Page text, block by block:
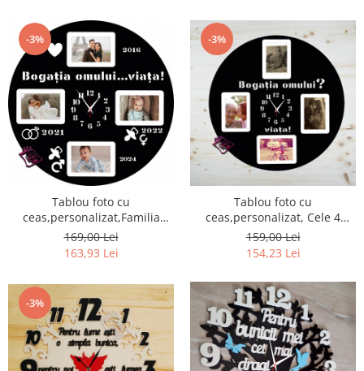
-3%
Tablou foto cu
ceas,personalizat,Familia
noastra
169,00 Lei
163,93 Lei
-3%
Tablou foto cu
ceas,personalizat, Cele 4
etape ale vietii
159,00 Lei
154,23 Lei
-3%